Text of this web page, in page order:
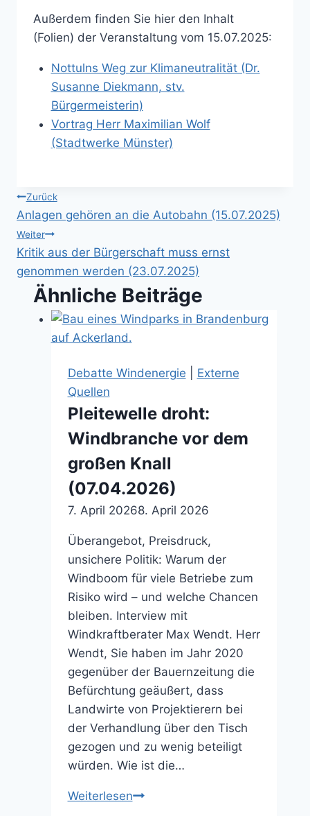
Außerdem finden Sie hier den Inhalt
(Folien) der Veranstaltung vom 15.07.2025:
Nottulns Weg zur Klimaneutralität (Dr.
Susanne Diekmann, stv.
Bürgermeisterin)
Vortrag Herr Maximilian Wolf
(Stadtwerke Münster)
Beitragsnavigation
Zurück
Anlagen gehören an die Autobahn (15.07.2025)
Weiter
Kritik aus der Bürgerschaft muss ernst
genommen werden (23.07.2025)
Ähnliche Beiträge
Debatte Windenergie
Externe
Quellen
Pleitewelle droht:
Windbranche vor dem
großen Knall
(07.04.2026)
7. April 20268. April 2026
Überangebot, Preisdruck,
unsichere Politik: Warum der
Windboom für viele Betriebe zum
Risiko wird – und welche Chancen
bleiben. Interview mit
Windkraftberater Max Wendt. Herr
Wendt, Sie haben im Jahr 2020
gegenüber der Bauernzeitung die
Befürchtung geäußert, dass
Landwirte von Projektierern bei
der Verhandlung über den Tisch
gezogen und zu wenig beteiligt
würden. Wie ist die…
WeiterlesenPleitewelle